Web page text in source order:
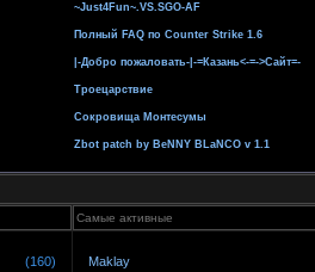
~Just4Fun~.VS.SGO-AF
Полный FAQ по Counter Strike 1.6
|-Добро пожаловать-|-=Казань<-=->Сайт=-
Троецарствие
Сокровища Монтесумы
Zbot patch by BeNNY BLaNCO v 1.1
Самые активные
(160) Maklay